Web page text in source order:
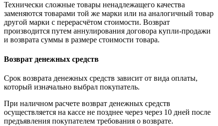
Технически сложные товары ненадлежащего качества
заменяются товарами той же марки или на аналогичный товар
другой марки с перерасчётом стоимости. Возврат
производится путем аннулирования договора купли-продажи
и возврата суммы в размере стоимости товара.
Возврат денежных средств
Срок возврата денежных средств зависит от вида оплаты,
который изначально выбрал покупатель.
При наличном расчете возврат денежных средств
осуществляется на кассе не позднее через через 10 дней после
предъявления покупателем требования о возврате.